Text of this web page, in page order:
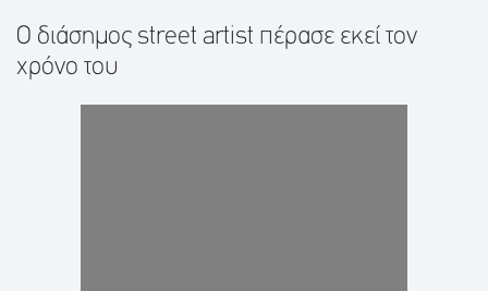
Ο διάσημος street artist πέρασε εκεί τον
χρόνο του